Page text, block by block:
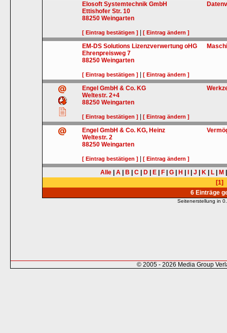
Elosoft Systemtechnik GmbH
Ettishofer Str. 10
88250 Weingarten
[ Eintrag bestätigen ] |[ Eintrag ändern ]
EM-DS Solutions Lizenzverwertung oHG
Ehrenpreisweg 7
88250 Weingarten
[ Eintrag bestätigen ] |[ Eintrag ändern ]
Engel GmbH & Co. KG
Weltestr. 2+4
88250 Weingarten
[ Eintrag bestätigen ] |[ Eintrag ändern ]
Engel GmbH & Co. KG, Heinz
Weltestr. 2
88250 Weingarten
[ Eintrag bestätigen ] |[ Eintrag ändern ]
Alle A B C D E F G H J K L M
[1]
6 Einträge
Seitenerstellung in
© 2005 - 2026 Media Group